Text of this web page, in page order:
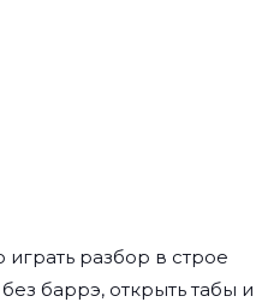
разбор в строе
баррэ, открыть табы и